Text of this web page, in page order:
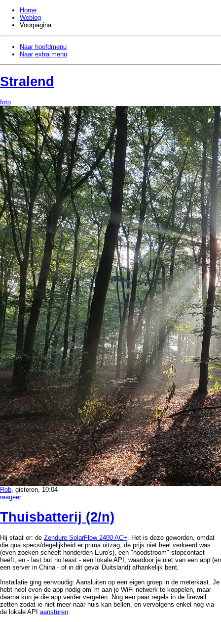
Home
Weblog
Voorpagina
Naar hoofdmenu
Naar extra menu
Stralend
foto
Rob, gisteren, 10:04
reageer
Thuisbatterij (2/n)
Hij staat er: de Zendure SolarFlow 2400 AC+ . Het is deze geworden, omdat
die qua specs/degelijkheid er prima uitzag, de prijs niet heel verkeerd was
(even zoeken scheelt honderden Euro's), een "noodstroom" stopcontact
heeft, en - last but no least - een lokale API, waardoor je niet van een app (en
een server in China - of in dit geval Duitsland) afhankelijk bent.
Installatie ging eenvoudig: Aansluiten op een eigen groep in de meterkast. Je
hebt heel even de app nodig om 'm aan je WiFi netwerk te koppelen, maar
daarna kun je die app verder vergeten. Nog een paar regels in de firewall
zetten zodat ie niet meer naar huis kan bellen, en vervolgens enkel nog via
de lokale API aansturen